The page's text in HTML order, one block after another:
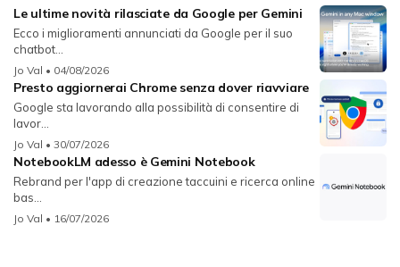
Le ultime novità rilasciate da Google per Gemini
Ecco i miglioramenti annunciati da Google per il suo
chatbot...
Jo Val • 04/08/2026
Presto aggiornerai Chrome senza dover riavviare
Google sta lavorando alla possibilità di consentire di
lavor...
Jo Val • 30/07/2026
NotebookLM adesso è Gemini Notebook
Rebrand per l'app di creazione taccuini e ricerca online
bas...
Jo Val • 16/07/2026